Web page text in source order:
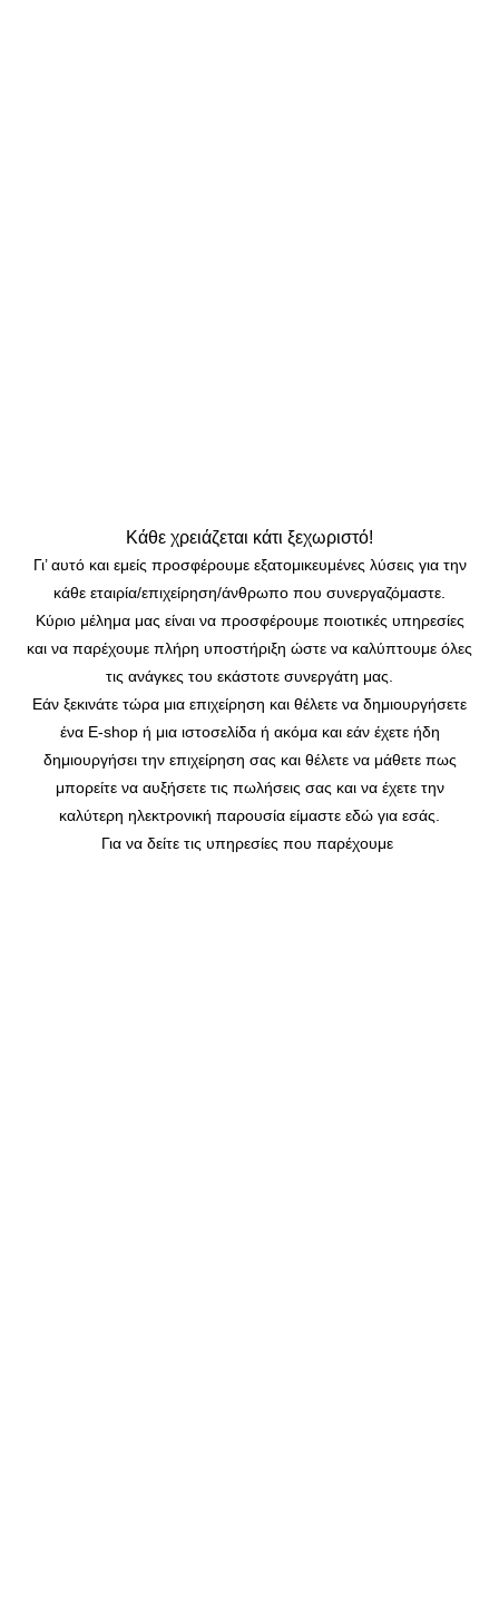
Κάθε χρειάζεται κάτι ξεχωριστό!
Γι’ αυτό και εμείς προσφέρουμε εξατομικευμένες λύσεις για την
κάθε εταιρία/επιχείρηση/άνθρωπο που συνεργαζόμαστε.
Κύριο μέλημα μας είναι να προσφέρουμε ποιοτικές υπηρεσίες
και να παρέχουμε πλήρη υποστήριξη ώστε να καλύπτουμε όλες
τις ανάγκες του εκάστοτε συνεργάτη μας.
Εάν ξεκινάτε τώρα μια επιχείρηση και θέλετε να δημιουργήσετε
ένα E-shop ή μια ιστοσελίδα ή ακόμα και εάν έχετε ήδη
δημιουργήσει την επιχείρηση σας και θέλετε να μάθετε πως
μπορείτε να αυξήσετε τις πωλήσεις σας και να έχετε την
καλύτερη ηλεκτρονική παρουσία είμαστε εδώ για εσάς.
Για να δείτε τις υπηρεσίες που παρέχουμε